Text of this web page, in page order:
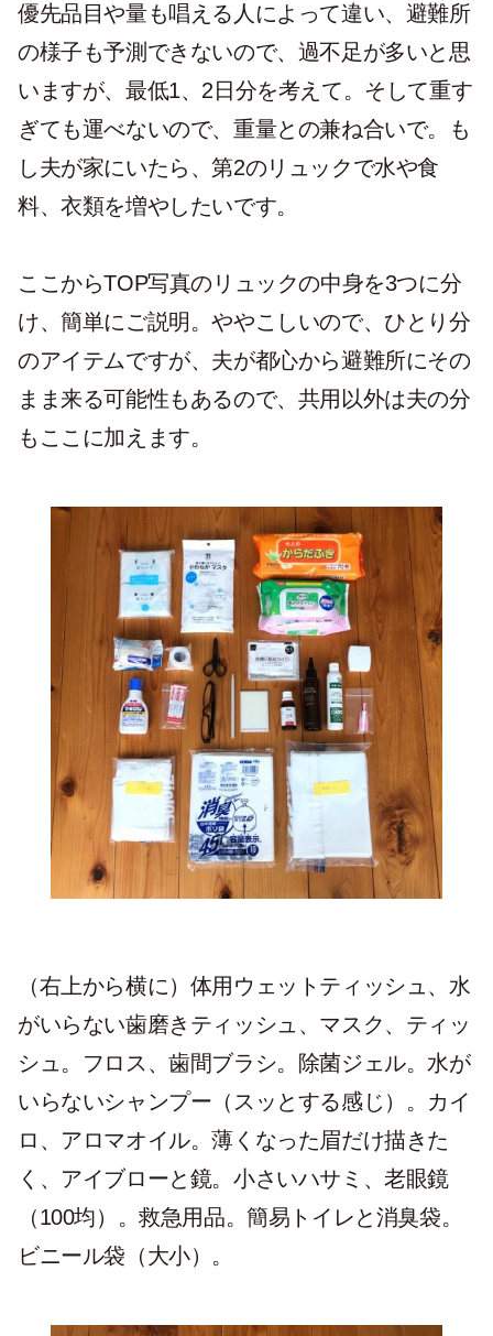
優先品目や量も唱える人によって違い、避難所
の様子も予測できないので、過不足が多いと思
いますが、最低1、2日分を考えて。そして重す
ぎても運べないので、重量との兼ね合いで。も
し夫が家にいたら、第2のリュックで水や食
料、衣類を増やしたいです。
ここからTOP写真のリュックの中身を3つに分
け、簡単にご説明。ややこしいので、ひとり分
のアイテムですが、夫が都心から避難所にその
まま来る可能性もあるので、共用以外は夫の分
もここに加えます。
（右上から横に）体用ウェットティッシュ、水
がいらない歯磨きティッシュ、マスク、ティッ
シュ。フロス、歯間ブラシ。除菌ジェル。水が
いらないシャンプー（スッとする感じ）。カイ
ロ、アロマオイル。薄くなった眉だけ描きた
く、アイブローと鏡。小さいハサミ、老眼鏡
（100均）。救急用品。簡易トイレと消臭袋。
ビニール袋（大小）。